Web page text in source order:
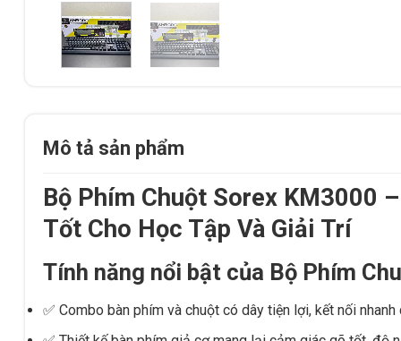
Mô tả sản phẩm
Bộ Phím Chuột Sorex KM3000
Tốt Cho Học Tập Và Giải Trí
Tính năng nổi bật của Bộ Phím
✅ Combo bàn phím và chuột có dây tiện lợi, kết nối nhanh